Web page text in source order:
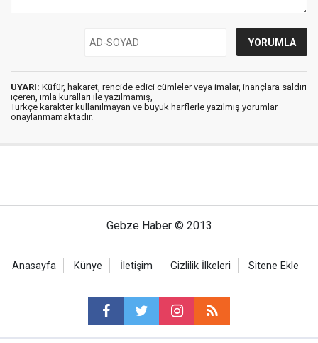
UYARI: Küfür, hakaret, rencide edici cümleler veya imalar, inançlara saldırı
içeren, imla kuralları ile yazılmamış,
Türkçe karakter kullanılmayan ve büyük harflerle yazılmış yorumlar
onaylanmamaktadır.
Gebze Haber © 2013
Anasayfa Künye İletişim Gizlilik İlkeleri Sitene Ekle